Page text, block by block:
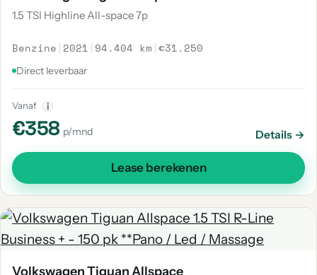
1.5 TSI Highline All-space 7p
Benzine | 2021 | 94.404 km |€31.250
Direct leverbaar
Vanaf i
€358 p/mnd Details →
Lease berekenen
Volkswagen Tiguan Allspace